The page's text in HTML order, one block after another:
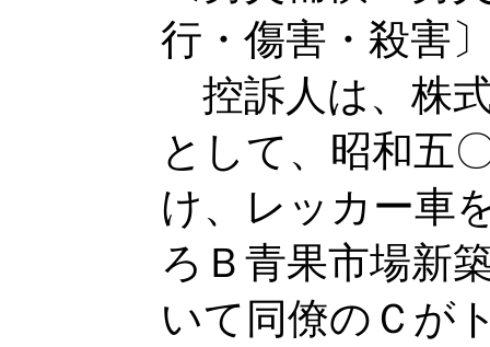
行・傷害・殺害
控訴人は、株
として、昭和五
け、レッカー車
ろＢ青果市場新
いて同僚のＣが